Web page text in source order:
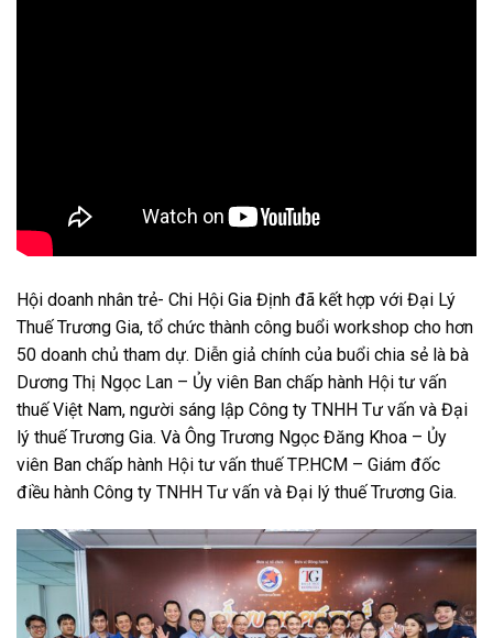
Hội doanh nhân trẻ- Chi Hội Gia Định đã kết hợp với Đại Lý
Thuế Trương Gia, tổ chức thành công buổi workshop cho hơn
50 doanh chủ tham dự. Diễn giả chính của buổi chia sẻ là bà
Dương Thị Ngọc Lan – Ủy viên Ban chấp hành Hội tư vấn
thuế Việt Nam, người sáng lập Công ty TNHH Tư vấn và Đại
lý thuế Trương Gia. Và Ông Trương Ngọc Đăng Khoa – Ủy
viên Ban chấp hành Hội tư vấn thuế TP.HCM – Giám đốc
điều hành Công ty TNHH Tư vấn và Đại lý thuế Trương Gia.